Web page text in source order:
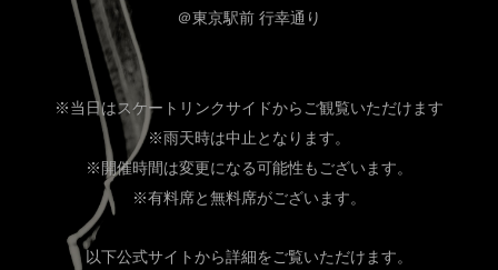
＠東京駅前 行幸通り
※当日はスケートリンクサイドからご観覧いただけます
※雨天時は中止となります。
※開催時間は変更になる可能性もございます。
※有料席と無料席がございます。
以下公式サイトから詳細をご覧いただけます。